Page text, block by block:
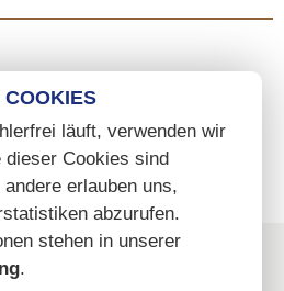
COOKIES
läuft, verwenden wir
dieser Cookies sind
erlauben uns,
abzurufen.
stehen in unserer
.